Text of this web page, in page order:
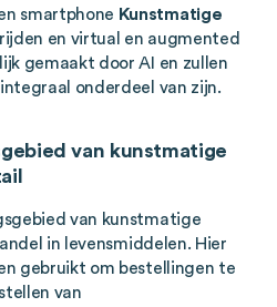
smartphone Kunstmatige
en virtual en augmented
gemaakt door AI en zullen
onderdeel van zijn.
van kunstmatige
van kunstmatige
in levensmiddelen. Hier
gebruikt om bestellingen te
van